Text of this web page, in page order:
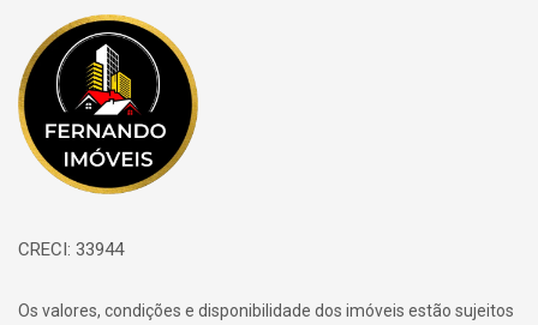
Página inicial
CRECI: 33944
Os valores, condições e disponibilidade dos imóveis estão sujeitos